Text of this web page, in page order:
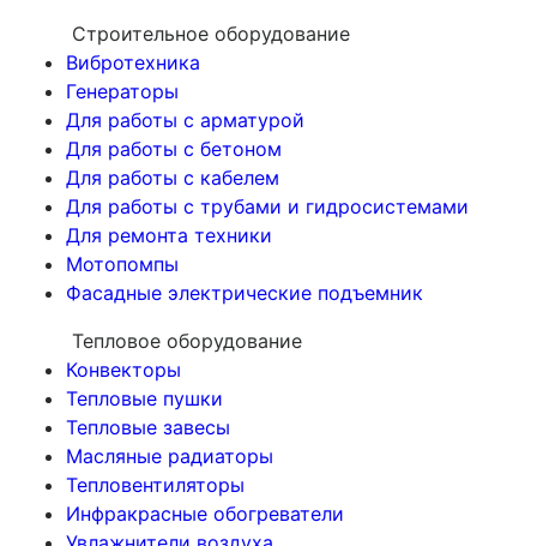
Строительное оборудование
Вибротехника
Генераторы
Для работы с арматурой
Для работы с бетоном
Для работы с кабелем
Для работы с трубами и гидросистемами
Для ремонта техники
Мотопомпы
Фасадные электрические подъемник
Тепловое оборудование
Конвекторы
Тепловые пушки
Тепловые завесы
Масляные радиаторы
Тепловентиляторы
Инфракрасные обогреватели